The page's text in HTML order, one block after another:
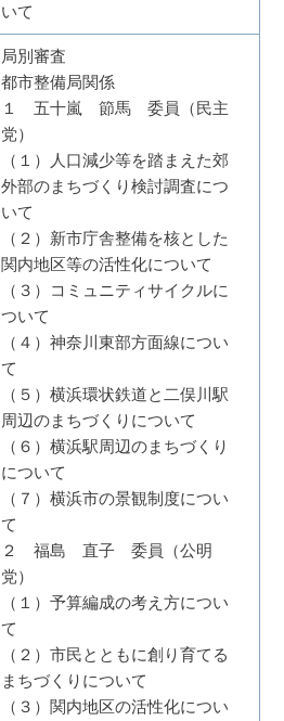
いて
局別審査
都市整備局関係
１ 五十嵐 節馬 委員（民主
党）
（１）人口減少等を踏まえた郊
外部のまちづくり検討調査につ
いて
（２）新市庁舎整備を核とした
関内地区等の活性化について
（３）コミュニティサイクルに
ついて
（４）神奈川東部方面線につい
て
（５）横浜環状鉄道と二俣川駅
周辺のまちづくりについて
（６）横浜駅周辺のまちづくり
について
（７）横浜市の景観制度につい
て
２ 福島 直子 委員（公明
党）
（１）予算編成の考え方につい
て
（２）市民とともに創り育てる
まちづくりについて
（３）関内地区の活性化につい